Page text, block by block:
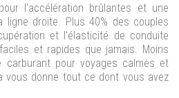
l'accélération brûlantes et une
ligne droite. Plus 40% des couples
et l'élasticité de conduite
et rapides que jamais. Moins
carburant pour voyages calmes et
vous donne tout ce dont vous avez